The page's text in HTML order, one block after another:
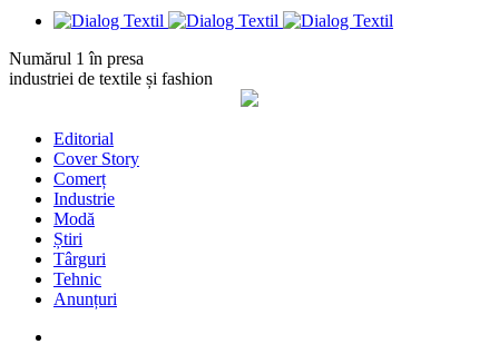
Numărul 1 în presa
industriei de textile și fashion
Editorial
Cover Story
Comerț
Industrie
Modă
Știri
Târguri
Tehnic
Anunțuri